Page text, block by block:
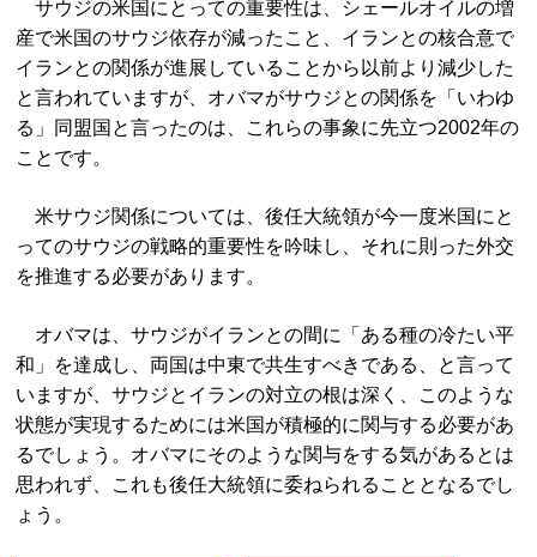
サウジの米国にとっての重要性は、シェールオイルの増
産で米国のサウジ依存が減ったこと、イランとの核合意で
イランとの関係が進展していることから以前より減少した
と言われていますが、オバマがサウジとの関係を「いわゆ
る」同盟国と言ったのは、これらの事象に先立つ2002年の
ことです。
米サウジ関係については、後任大統領が今一度米国にと
ってのサウジの戦略的重要性を吟味し、それに則った外交
を推進する必要があります。
オバマは、サウジがイランとの間に「ある種の冷たい平
和」を達成し、両国は中東で共生すべきである、と言って
いますが、サウジとイランの対立の根は深く、このような
状態が実現するためには米国が積極的に関与する必要があ
るでしょう。オバマにそのような関与をする気があるとは
思われず、これも後任大統領に委ねられることとなるでし
ょう。